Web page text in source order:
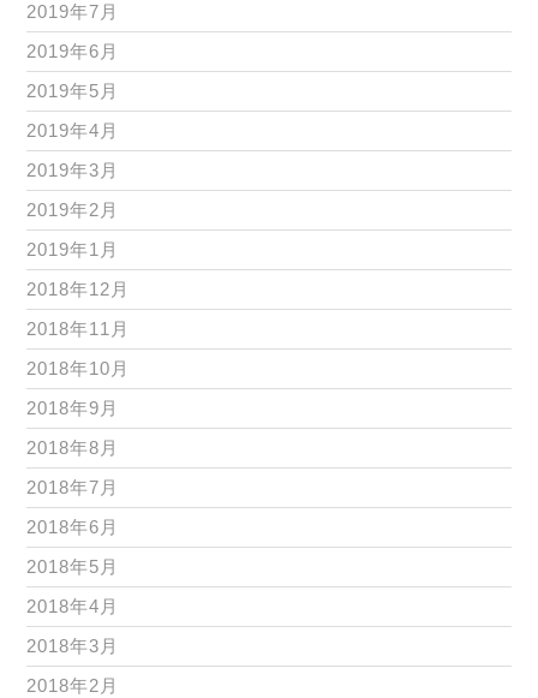
2019年7月
2019年6月
2019年5月
2019年4月
2019年3月
2019年2月
2019年1月
2018年12月
2018年11月
2018年10月
2018年9月
2018年8月
2018年7月
2018年6月
2018年5月
2018年4月
2018年3月
2018年2月